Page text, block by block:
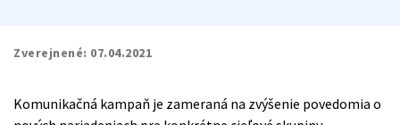
Zverejnené: 07.04.2021
Komunikačná kampaň je zameraná na zvýšenie povedomia o